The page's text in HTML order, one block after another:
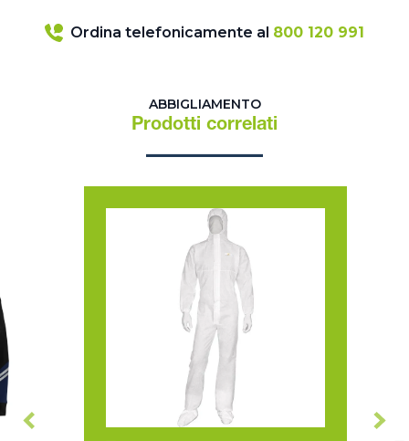
Ordina telefonicamente al 800 120 991
ABBIGLIAMENTO
Prodotti correlati